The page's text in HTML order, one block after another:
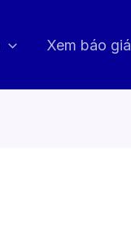
Xem báo giá